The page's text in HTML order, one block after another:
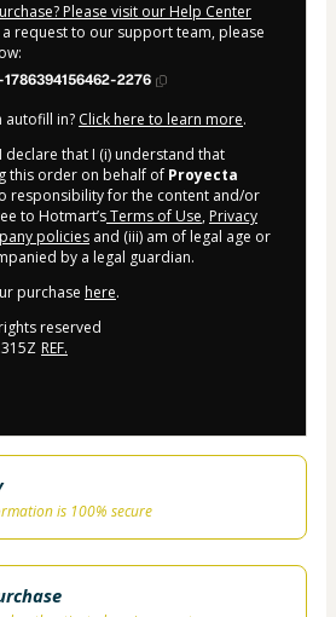
Please visit our Help Center
request to our support team, please
2276
autofill in? Click here to learn more.
declare that I (i) understand that
this order on behalf of Proyecta
responsibility for the content and/or
to Hotmart’sTerms of Use, Privacy
policies and (iii) am of legal age or
by a legal guardian.
purchase here.
reserved
REF.
is 100% secure